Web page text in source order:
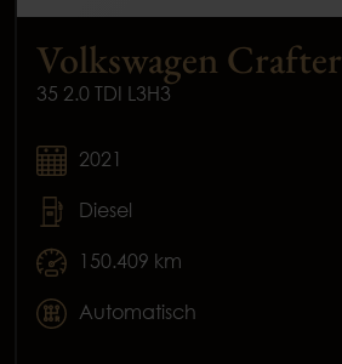
Volkswagen Crafter
35 2.0 TDI L3H3
2021
Diesel
150.409 km
Automatisch